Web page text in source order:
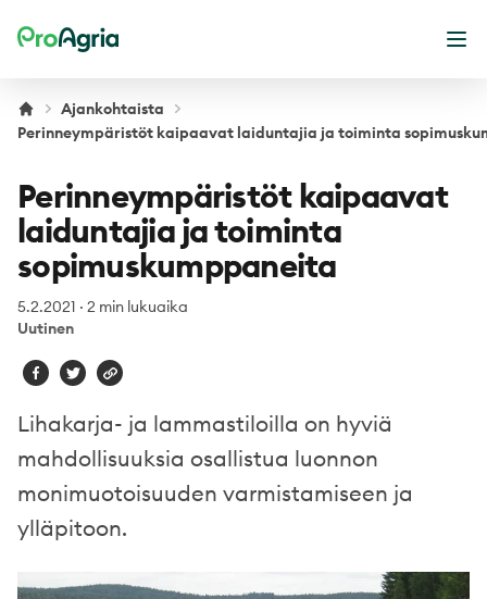
ProAgria
Ajankohtaista
Perinneympäristöt kaipaavat laiduntajia ja toiminta
Perinneympäristöt kaipaavat
laiduntajia ja toiminta
sopimuskumppaneita
5.2.2021 · 2 min lukuaika
Uutinen
Lihakarja- ja lammastiloilla on hyviä
mahdollisuuksia osallistua luonnon
monimuotoisuuden varmistamiseen ja
ylläpitoon.